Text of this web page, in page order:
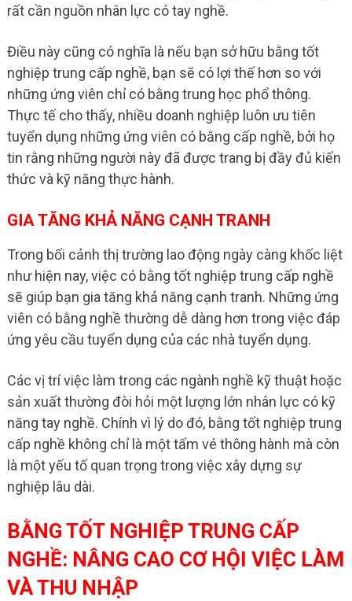
rất cần nguồn nhân lực có tay nghề.
Điều này cũng có nghĩa là nếu bạn sở hữu bằng tốt
nghiệp trung cấp nghề, bạn sẽ có lợi thế hơn so với
những ứng viên chỉ có bằng trung học phổ thông.
Thực tế cho thấy, nhiều doanh nghiệp luôn ưu tiên
tuyển dụng những ứng viên có bằng cấp nghề, bởi họ
tin rằng những người này đã được trang bị đầy đủ kiến
thức và kỹ năng thực hành.
GIA TĂNG KHẢ NĂNG CẠNH TRANH
Trong bối cảnh thị trường lao động ngày càng khốc liệt
như hiện nay, việc có bằng tốt nghiệp trung cấp nghề
sẽ giúp bạn gia tăng khả năng cạnh tranh. Những ứng
viên có bằng nghề thường dễ dàng hơn trong việc đáp
ứng yêu cầu tuyển dụng của các nhà tuyển dụng.
Các vị trí việc làm trong các ngành nghề kỹ thuật hoặc
sản xuất thường đòi hỏi một lượng lớn nhân lực có kỹ
năng tay nghề. Chính vì lý do đó, bằng tốt nghiệp trung
cấp nghề không chỉ là một tấm vé thông hành mà còn
là một yếu tố quan trọng trong việc xây dựng sự
nghiệp lâu dài.
BẰNG TỐT NGHIỆP TRUNG CẤP
NGHỀ: NÂNG CAO CƠ HỘI VIỆC LÀM
VÀ THU NHẬP